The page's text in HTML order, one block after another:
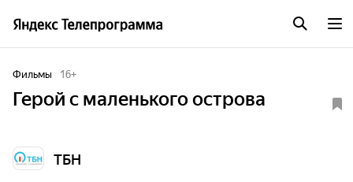
Фильмы 16+
Герой с маленького острова
ТБН